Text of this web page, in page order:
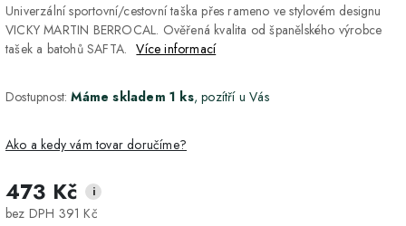
Univerzální sportovní/cestovní taška přes rameno ve stylovém designu
VICKY MARTIN BERROCAL. Ověřená kvalita od španělského výrobce
tašek a batohů SAFTA. Více informací
Dostupnost:Máme skladem 1 ks, pozítří u Vás
Ako a kedy vám tovar doručíme?
DPD Home - doručenie
na adresu
473 Kč i
bez DPH 391 Kč